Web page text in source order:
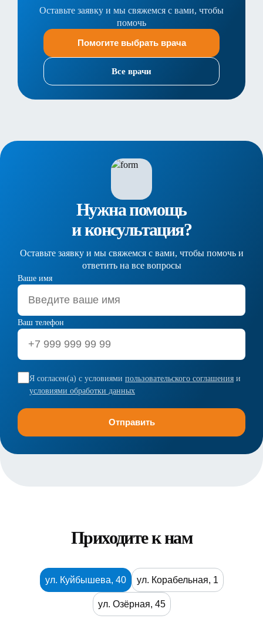
Оставьте заявку и мы свяжемся с вами, чтобы
помочь
Помогите выбрать врача
Все врачи
Нужна помощь
и консультация?
Оставьте заявку и мы свяжемся с вами, чтобы помочь и
ответить на все вопросы
Ваше имя
Ваш телефон
Я согласен(а) с условиями пользовательского соглашения и
условиями обработки данных
Приходите к нам
ул. Куйбышева, 40 ул. Корабельная, 1
ул. Озёрная, 45